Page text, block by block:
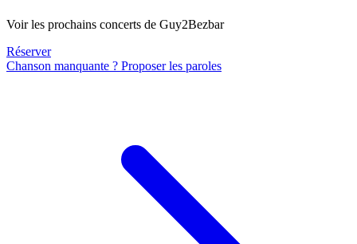
Voir les prochains concerts de Guy2Bezbar
Réserver
Chanson manquante ? Proposer les paroles